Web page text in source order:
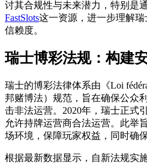
讨其合规性与未来潜力，特别是
FastSlots这一资源，进一步理解
信赖度。
瑞士博彩法规：构建
瑞士的博彩法律体系由《Loi
邦赌博法）规范，旨在确保公众
击非法运营。2020年，瑞士正式
允许持牌运营商合法运营。此举
场环境，保障玩家权益，同时确
根据最新数据显示，自新法规实